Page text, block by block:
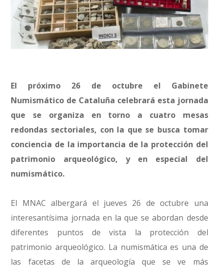
El próximo 26 de octubre el Gabinete
Numismático de Cataluña celebrará esta jornada
que se organiza en torno a cuatro mesas
redondas sectoriales, con la que se busca tomar
conciencia de la importancia de la protección del
patrimonio arqueológico, y en especial del
numismático.
El MNAC albergará el jueves 26 de octubre una
interesantísima jornada en la que se abordan desde
diferentes puntos de vista la protección del
patrimonio arqueológico. La numismática es una de
las facetas de la arqueología que se ve más